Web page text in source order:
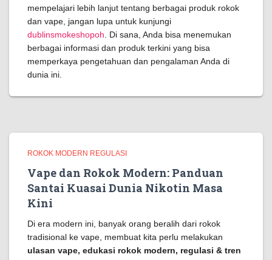
mempelajari lebih lanjut tentang berbagai produk rokok
dan vape, jangan lupa untuk kunjungi
dublinsmokeshopoh . Di sana, Anda bisa menemukan
berbagai informasi dan produk terkini yang bisa
memperkaya pengetahuan dan pengalaman Anda di
dunia ini.
ROKOK MODERN REGULASI
Vape dan Rokok Modern: Panduan
Santai Kuasai Dunia Nikotin Masa
Kini
Di era modern ini, banyak orang beralih dari rokok
tradisional ke vape, membuat kita perlu melakukan
ulasan vape, edukasi rokok modern, regulasi & tren